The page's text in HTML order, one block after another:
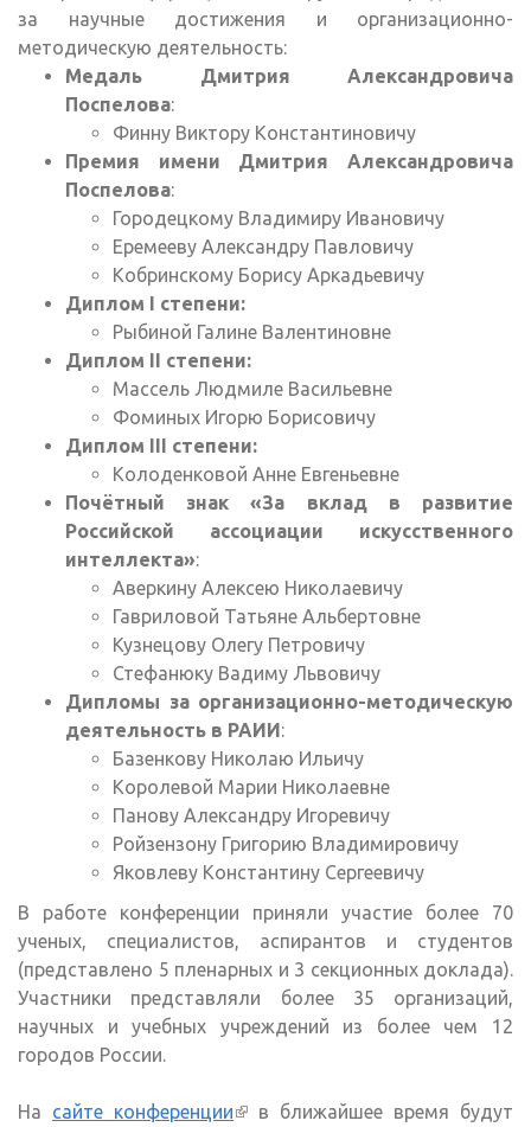
за научные достижения и организационно-
методическую деятельность:
Медаль Дмитрия Александровича
Поспелова:
Финну Виктору Константиновичу
Премия имени Дмитрия Александровича
Поспелова:
Городецкому Владимиру Ивановичу
Еремееву Александру Павловичу
Кобринскому Борису Аркадьевичу
Диплом I степени:
Рыбиной Галине Валентиновне
Диплом II степени:
Массель Людмиле Васильевне
Фоминых Игорю Борисовичу
Диплом III степени:
Колоденковой Анне Евгеньевне
Почётный знак «За вклад в развитие
Российской ассоциации искусственного
интеллекта»:
Аверкину Алексею Николаевичу
Гавриловой Татьяне Альбертовне
Кузнецову Олегу Петровичу
Стефанюку Вадиму Львовичу
Дипломы за организационно-методическую
деятельность в РАИИ:
Базенкову Николаю Ильичу
Королевой Марии Николаевне
Панову Александру Игоревичу
Ройзензону Григорию Владимировичу
Яковлеву Константину Сергеевичу
В работе конференции приняли участие более 70
ученых, специалистов, аспирантов и студентов
(представлено 5 пленарных и 3 секционных доклада).
Участники представляли более 35 организаций,
научных и учебных учреждений из более чем 12
городов России.
На сайте конференции(внешняя ссылка)
в ближайшее время будут